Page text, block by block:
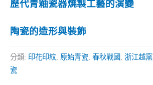
歷代青釉瓷器燒製工藝的演變
陶瓷的造形與裝飾
分類: 印花印紋 原始青瓷 春秋戰國 浙江越窯
瓷